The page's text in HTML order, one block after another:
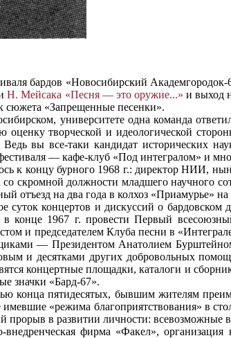
бардов «Новосибирский
Н. Мейсака «Песня — это оружие...» и выход
сюжета «Запрещенные песенки».
университете одна команда
творческой и идеологической
вы все-таки кандидат исторических
— кафе-клуб «Под интегралом» и
к концу бурного 1968 г.: директор НИИ,
скромной должности младшего научного
на два года в колхоз «Приамурье» на
суток концертов и дискуссий о
1967 г. провести Первый
и председателем Клуба песни в
— Президентом Анатолием
и десятками других добровольных
концертные площадки, каталоги и
значки «Бард-67».
конца пятидесятых, бывшим жителям
«режима благоприятствования» в
в развитии личности: всевозможные
внедренческая фирма «Факел»,